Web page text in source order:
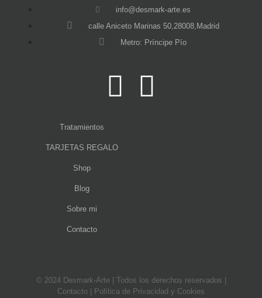
info@desmark-arte.es
calle Aniceto Marinas 50,28008,Madrid
Metro: Príncipe Pío
Tratamientos
TARJETAS REGALO
Shop
Blog
Sobre mi
Contacto
© 2024 Desmark-Arte | Todos los derechos reservados |
Contacto
Política de Privacidad y Cookies